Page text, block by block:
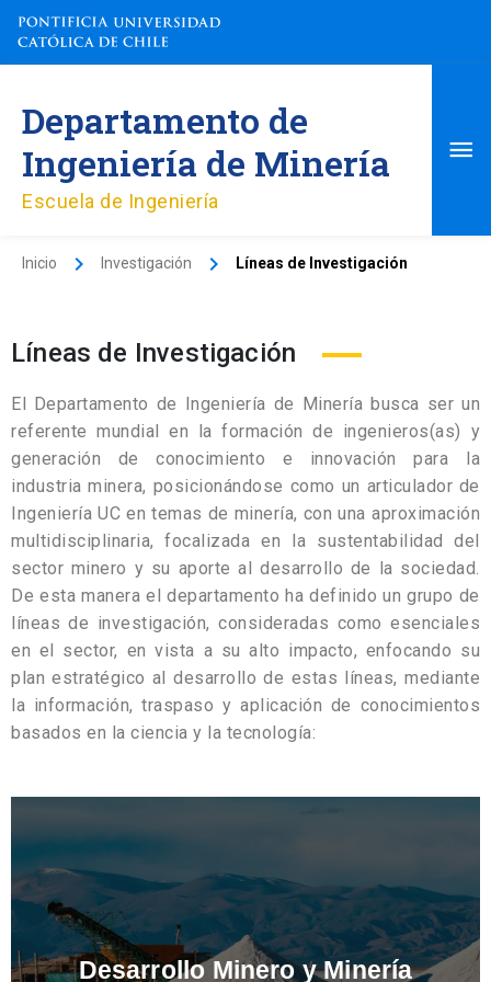
contenido
Departamento de
Ingeniería de Minería
Escuela de Ingeniería
Inicio Investigación Líneas de Investigación
Líneas de Investigación
El Departamento de Ingeniería de Minería busca ser un
referente mundial en la formación de ingenieros(as) y
generación de conocimiento e innovación para la
industria minera, posicionándose como un articulador de
Ingeniería UC en temas de minería, con una aproximación
multidisciplinaria, focalizada en la sustentabilidad del
sector minero y su aporte al desarrollo de la sociedad.
De esta manera el departamento ha definido un grupo de
líneas de investigación, consideradas como esenciales
en el sector, en vista a su alto impacto, enfocando su
plan estratégico al desarrollo de estas líneas, mediante
la información, traspaso y aplicación de conocimientos
basados en la ciencia y la tecnología:
Desarrollo Minero y Minería
en el límite del conocimiento que respondan a los
desafíos que impone el desarrollo sustentable de la
industria y que requieren investigación científica y
desarrollo de aplicaciones tecnológicas para
abordarlos. Se incluyen ámbitos tales como nuevos
métodos de exploración de recursos y distritos